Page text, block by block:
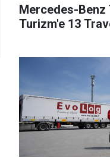
Mercedes-Benz
Turizm'e 13